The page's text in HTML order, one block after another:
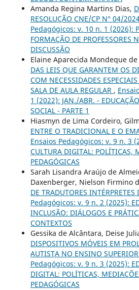
Amanda Regina Martins Dias,
RESOLUÇÃO CNE/CP N° 04/
Pedagógicos: v. 10 n. 1 (2026):
FORMAÇÃO DE PROFESSORES
DISCUSSÃO
Elaine Aparecida Mondeque
DAS LEIS QUE GARANTEM OS
COM NECESSIDADES
SALA DE AULA REGULAR ,
1 (2022): JAN./ABR. -
SOCIAL - PARTE 1
Hiasmyn de Lima Cordeiro,
ENTRE O TRADICIONAL E O
Ensaios Pedagógicos: v. 9 n. 3
CULTURA DIGITAL: POLÍTICAS,
PEDAGÓGICAS
Sarah Lisandra Araújo de
Daxenberger, Nielson Firmino
DE TRADUTORES INTÉRPRETES
Pedagógicos: v. 9 n. 2 (2025):
INCLUSÃO: DIÁLOGOS E
CONTEXTOS
Gessika de Alcântara, Deise
DISPOSITIVOS MÓVEIS EM
AUTISTA NO ENSINO SUPERIOR
Pedagógicos: v. 9 n. 3 (2025):
DIGITAL: POLÍTICAS,
PEDAGÓGICAS